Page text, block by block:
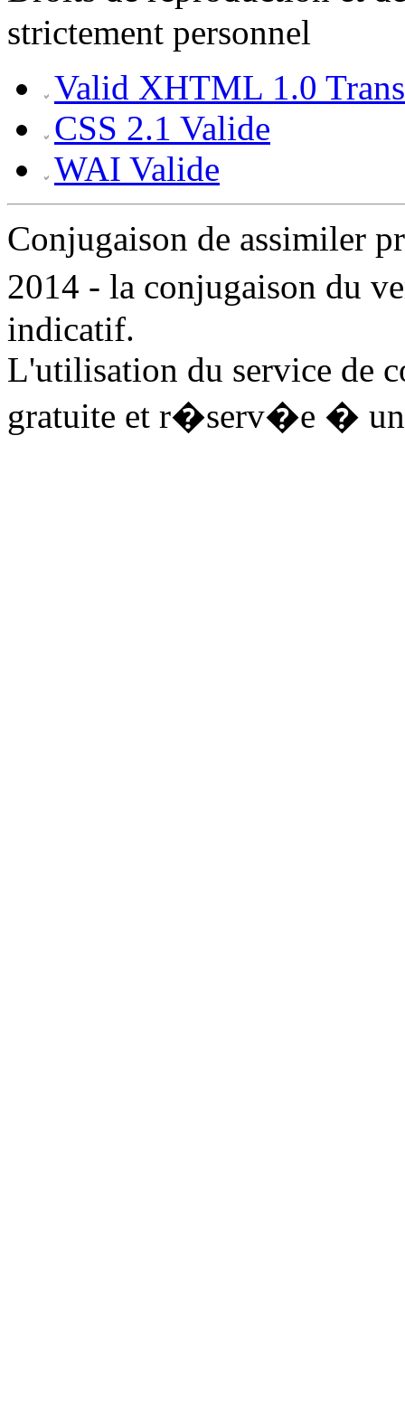
strictement personnel
Valid XHTML 1.0
CSS 2.1 Valide
WAI Valide
Conjugaison de
2014 - la conjugaison du
indicatif.
L'utilisation du service de
gratuite et r�serv�e � un